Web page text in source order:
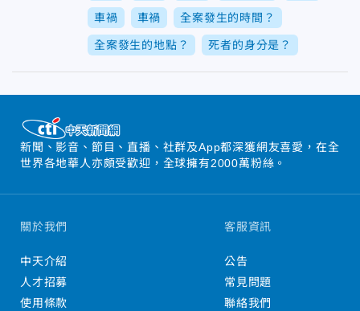
車禍 車禍 全案發生的時間？
全案發生的地點？ 死者的身分是？
新聞、影音、節目、直播、社群及App都深獲網友喜愛，在全
世界各地華人亦頗受歡迎，全球擁有2000萬粉絲。
關於我們
中天介紹
人才招募
使用條款
客服資訊
公告
常見問題
聯絡我們